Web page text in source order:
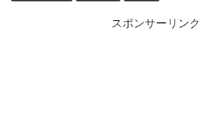
スポンサーリンク